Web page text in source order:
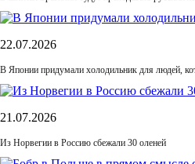
22.07.2026
В Японии придумали холодильник для людей,
21.07.2026
Из Норвегии в Россию сбежали 30 оленей